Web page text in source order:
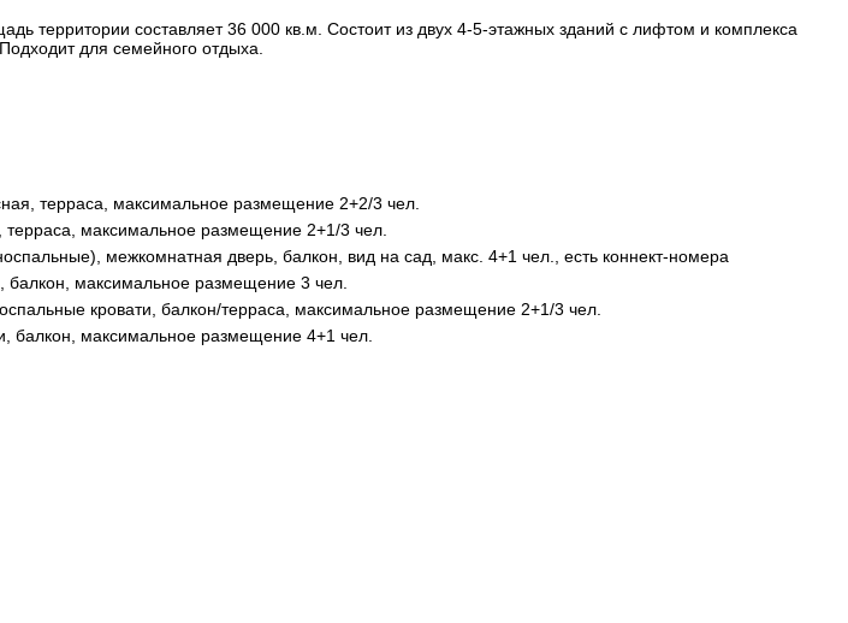
территории составляет 36 000 кв.м. Состоит из двух 4-5-этажных зданий с лифтом и комплекса
для семейного отдыха.
терраса, максимальное размещение 2+2/3 чел.
максимальное размещение 2+1/3 чел.
межкомнатная дверь, балкон, вид на сад, макс. 4+1 чел., есть коннект-номера
балкон, максимальное размещение 3 чел.
кровати, балкон/терраса, максимальное размещение 2+1/3 чел.
балкон, максимальное размещение 4+1 чел.